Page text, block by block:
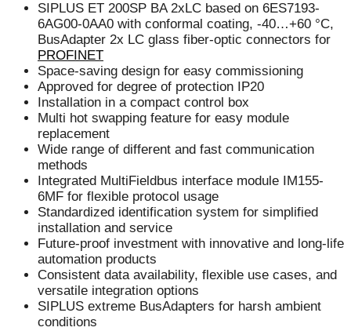
SIPLUS ET 200SP BA 2xLC based on 6ES7193-
6AG00-0AA0 with conformal coating, -40…+60 °C,
BusAdapter 2x LC glass fiber-optic connectors for
PROFINET
Space-saving design for easy commissioning
Approved for degree of protection IP20
Installation in a compact control box
Multi hot swapping feature for easy module
replacement
Wide range of different and fast communication
methods
Integrated MultiFieldbus interface module IM155-
6MF for flexible protocol usage
Standardized identification system for simplified
installation and service
Future-proof investment with innovative and long-life
automation products
Consistent data availability, flexible use cases, and
versatile integration options
SIPLUS extreme BusAdapters for harsh ambient
conditions